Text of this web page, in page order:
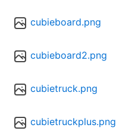
cubieboard.png
cubieboard2.png
cubietruck.png
cubietruckplus.png